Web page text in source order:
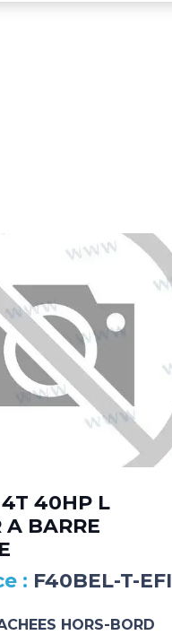
4T 40HP L
A BARRE
F40BEL-T-EFI
HORS-BORD